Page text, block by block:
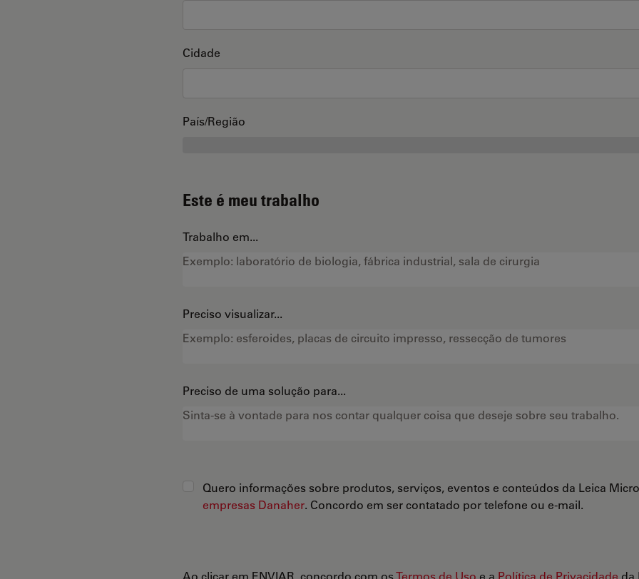
Cidade
País/Região
Este é meu trabalho
Trabalho em...
Preciso visualizar...
Preciso de uma solução para...
Quero informações sobre produtos, serviços, eventos e conteúdos da Leica
empresas Danaher. Concordo em ser contatado por telefone ou e-mail.
Ao clicar em ENVIAR, concordo com osTermos de Uso e a Política de Privacidade da